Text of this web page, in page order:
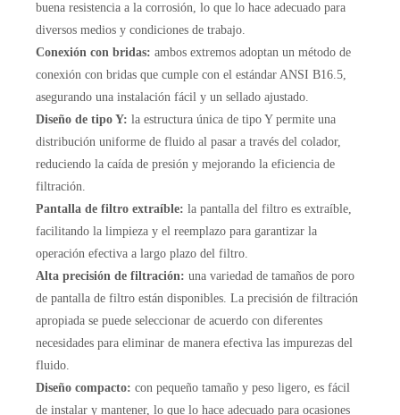
buena resistencia a la corrosión, lo que lo hace adecuado para
diversos medios y condiciones de trabajo.
Conexión con bridas: ambos extremos adoptan un método de
conexión con bridas que cumple con el estándar ANSI B16.5,
asegurando una instalación fácil y un sellado ajustado.
Diseño de tipo Y: la estructura única de tipo Y permite una
distribución uniforme de fluido al pasar a través del colador,
reduciendo la caída de presión y mejorando la eficiencia de
filtración.
Pantalla de filtro extraíble: la pantalla del filtro es extraíble,
facilitando la limpieza y el reemplazo para garantizar la
operación efectiva a largo plazo del filtro.
Alta precisión de filtración: una variedad de tamaños de poro
de pantalla de filtro están disponibles. La precisión de filtración
apropiada se puede seleccionar de acuerdo con diferentes
necesidades para eliminar de manera efectiva las impurezas del
fluido.
Diseño compacto: con pequeño tamaño y peso ligero, es fácil
de instalar y mantener, lo que lo hace adecuado para ocasiones